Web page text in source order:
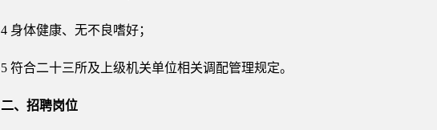
4 身体健康、无不良嗜好；
5 符合二十三所及上级机关单位相关调配管理规定。
二、招聘岗位